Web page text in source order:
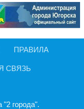
ПРАВИЛА
СВЯЗЬ
"2 города".